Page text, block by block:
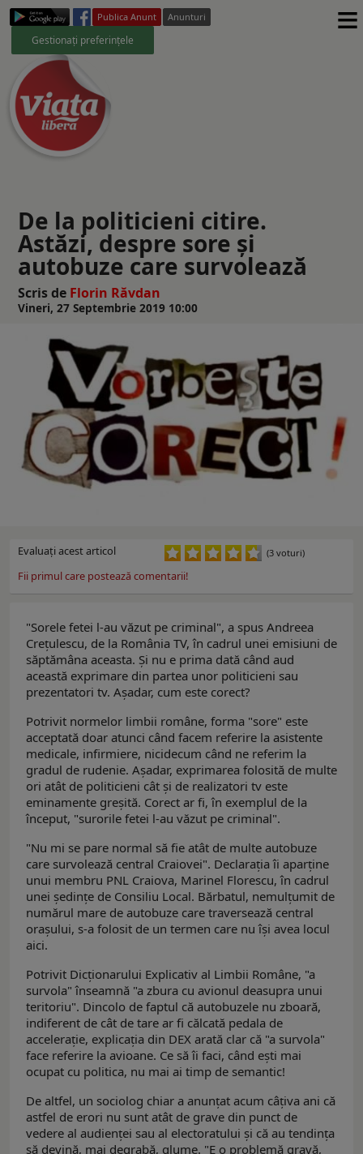
Publica Anunt Anunturi
Gestionați preferințele ≡
De la politicieni citire.
Astăzi, despre sore şi
autobuze care survolează
Scris de Florin Răvdan
Vineri, 27 Septembrie 2019 10:00
Evaluaţi acest articol (3 voturi)
Fii primul care postează comentarii!
"Sorele fetei l-au văzut pe criminal", a spus Andreea
Creţulescu, de la România TV, în cadrul unei emisiuni de
săptămâna aceasta. Şi nu e prima dată când aud
această exprimare din partea unor politicieni sau
prezentatori tv. Aşadar, cum este corect?
Potrivit normelor limbii române, forma "sore" este
acceptată doar atunci când facem referire la asistente
medicale, infirmiere, nicidecum când ne referim la
gradul de rudenie. Aşadar, exprimarea folosită de multe
ori atât de politicieni cât şi de realizatori tv este
eminamente greşită. Corect ar fi, în exemplul de la
început, "surorile fetei l-au văzut pe criminal".
"Nu mi se pare normal să fie atât de multe autobuze
care survolează central Craiovei". Declaraţia îi aparţine
unui membru PNL Craiova, Marinel Florescu, în cadrul
unei şedinţe de Consiliu Local. Bărbatul, nemulţumit de
numărul mare de autobuze care traversează central
oraşului, s-a folosit de un termen care nu îşi avea locul
aici.
Potrivit Dicţionarului Explicativ al Limbii Române, "a
survola" înseamnă "a zbura cu avionul deasupra unui
teritoriu". Dincolo de faptul că autobuzele nu zboară,
indiferent de cât de tare ar fi călcată pedala de
acceleraţie, explicaţia din DEX arată clar că "a survola"
face referire la avioane. Ce să îi faci, când eşti mai
ocupat cu politica, nu mai ai timp de semantic!
De altfel, un sociolog chiar a anunţat acum câţiva ani că
astfel de erori nu sunt atât de grave din punct de
vedere al audienţei sau al electoratului şi că au tendinţa
să devină, mai degrabă, glume. "E o problemă gravă,